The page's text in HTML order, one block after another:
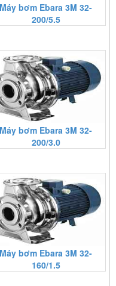
Máy bơm Ebara 3M 32-
200/5.5
Máy bơm Ebara 3M 32-
200/3.0
Máy bơm Ebara 3M 32-
160/1.5